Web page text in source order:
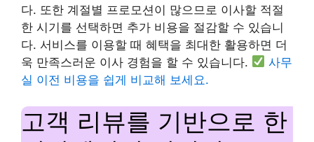
다. 또한 계절별 프로모션이 많으므로 이사할 적절
한 시기를 선택하면 추가 비용을 절감할 수 있습니
다. 서비스를 이용할 때 혜택을 최대한 활용하면 더
욱 만족스러운 이사 경험을 할 수 있습니다.
사무
실 이전 비용을 쉽게 비교해 보세요.
고객 리뷰를 기반으로 한